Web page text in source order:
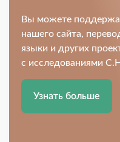
Вы можете
нашего сайта,
языки и других
с исследованиями
Узнать больше